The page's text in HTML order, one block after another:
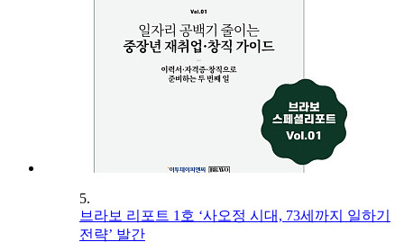
5.
브라보 리포트 1호 ‘사오정 시대, 73세까지 일하기
전략’ 발간